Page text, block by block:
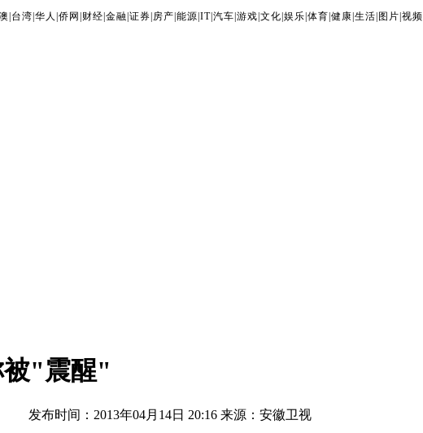
台湾 华人 侨网 财经 金融 证券 房产 能源 IT| 汽车 游戏 文化 娱乐 体育 健康 生活 图片 视频
被"震醒"
发布时间：2013年04月14日 20:16 来源：安徽卫视